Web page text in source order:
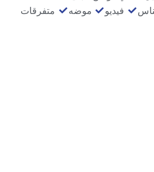
فيديو موضه متفرقات